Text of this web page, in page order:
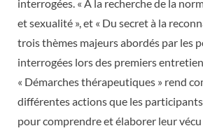
interrogées. « A la recherche de la
et sexualité », et « Du secret à la
trois thèmes majeurs abordés par les
interrogées lors des premiers
« Démarches thérapeutiques » rend
différentes actions que les
pour comprendre et élaborer leur